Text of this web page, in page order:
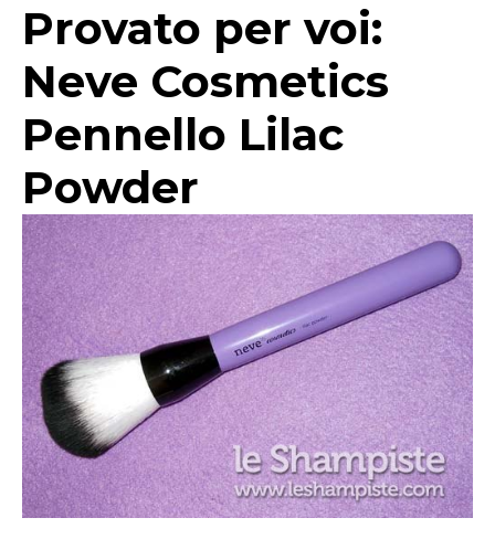
Provato per voi:
Neve Cosmetics
Pennello Lilac
Powder